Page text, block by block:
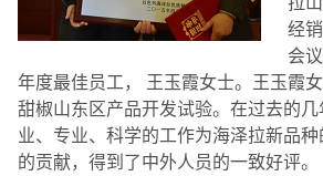
经
会
年度最佳员工， 王玉霞女士。王玉霞
甜椒山东区产品开发试验。在过去的
业、专业、科学的工作为海泽拉新品
的贡献，得到了中外人员的一致好评。